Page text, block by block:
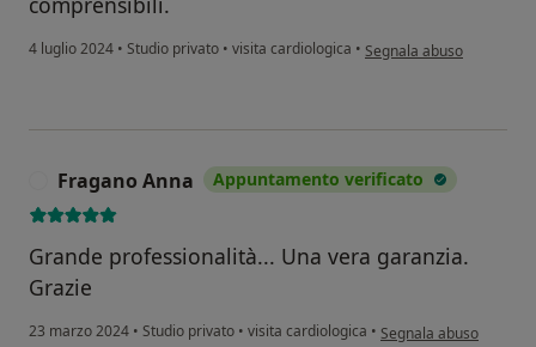
4 luglio 2024 • Studio privato • visita cardiologica • secondo l'opinione
Segnala abuso
Fragano Anna Appuntamento verificato
Grande professionalità... Una vera garanzia.
Grazie
23 marzo 2024 • Studio privato • visita cardiologica • secondo l'opinione
Segnala abuso